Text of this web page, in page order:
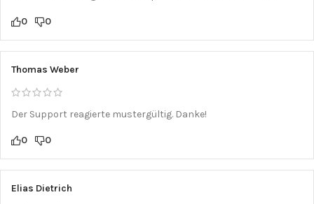
0 0
Thomas Weber
Der Support reagierte mustergültig. Danke!
0 0
Elias Dietrich